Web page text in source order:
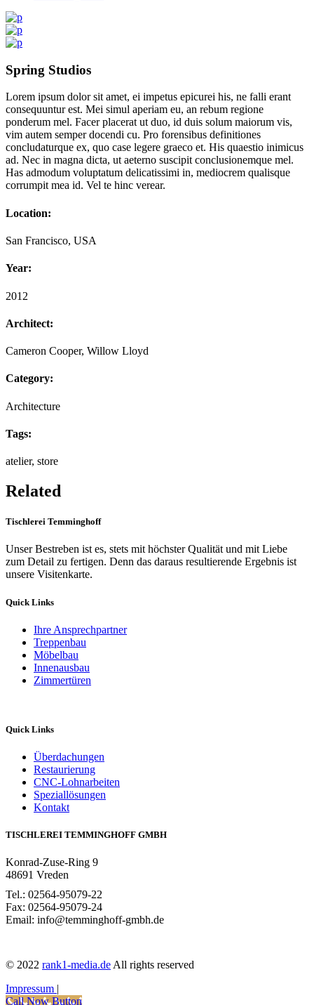
Spring Studios
Lorem ipsum dolor sit amet, ei impetus epicurei his, ne falli erant
consequuntur est. Mei simul aperiam eu, an rebum regione
ponderum mel. Facer placerat ut duo, id duis solum maiorum vis,
vim autem semper docendi cu. Pro forensibus definitiones
concludaturque ex, quo case legere graeco et. His quaestio inimicus
ad. Nec in magna dicta, ut aeterno suscipit conclusionemque mel.
Has admodum voluptatum delicatissimi in, mediocrem qualisque
corrumpit mea id. Vel te hinc verear.
Location:
San Francisco, USA
Year:
2012
Architect:
Cameron Cooper, Willow Lloyd
Category:
Architecture
Tags:
atelier, store
Related
Tischlerei Temminghoff
Unser Bestreben ist es, stets mit höchster Qualität und mit Liebe
zum Detail zu fertigen. Denn das daraus resultierende Ergebnis ist
unsere Visitenkarte.
Quick Links
Ihre Ansprechpartner
Treppenbau
Möbelbau
Innenausbau
Zimmertüren
Quick Links
Überdachungen
Restaurierung
CNC-Lohnarbeiten
Speziallösungen
Kontakt
TISCHLEREI TEMMINGHOFF GMBH
Konrad-Zuse-Ring 9
48691 Vreden
Tel.: 02564-95079-22
Fax: 02564-95079-24
Email: info@temminghoff-gmbh.de
© 2022 rank1-media.de All rights reserved
Impressum |
Call Now Button